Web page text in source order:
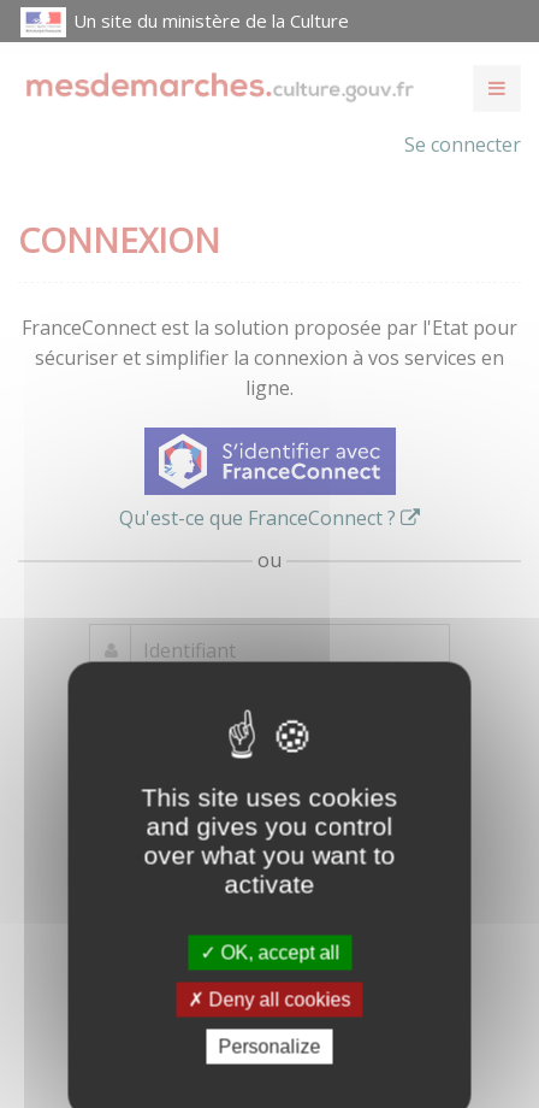
This site uses cookies
and gives you control
over what you want to
activate
OK, accept all
Deny all cookies
Personalize
Un site du ministère de la Culture
Se connecter
CONNEXION
FranceConnect est la solution proposée par l'Etat pour
sécuriser et simplifier la connexion à vos services en
ligne.
Qu'est-ce que FranceConnect ?
ou
oublié ?
compte
Connexion